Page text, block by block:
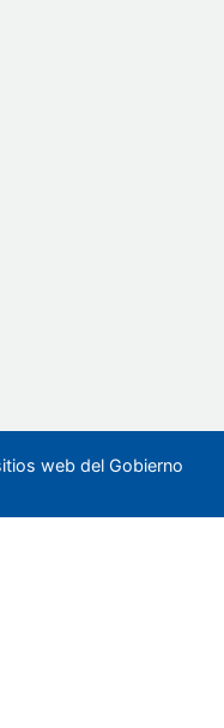
web del Gobierno